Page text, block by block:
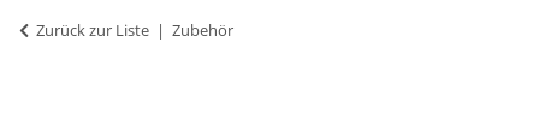
Zurück zur Liste Zubehör